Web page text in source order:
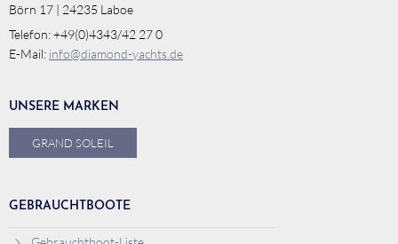
Börn 17 | 24235 Laboe
Telefon: +49(0)4343/42 27 0
E-Mail: info@diamond-yachts.de
UNSERE MARKEN
GRAND SOLEIL
GEBRAUCHTBOOTE